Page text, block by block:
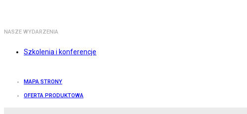
NASZE WYDARZENIA
Szkolenia i konferencje
MAPA STRONY
OFERTA PRODUKTOWA